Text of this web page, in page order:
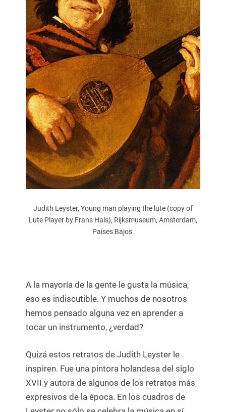
Judith Leyster, Young man playing the lute (copy of
Lute Player by Frans Hals), Rijksmuseum, Amsterdam,
Países Bajos.
A la mayoría de la gente le gusta la música,
eso es indiscutible. Y muchos de nosotros
hemos pensado alguna vez en aprender a
tocar un instrumento, ¿verdad?
Quizá estos retratos de Judith Leyster le
inspiren. Fue una pintora holandesa del siglo
XVII y autora de algunos de los retratos más
expresivos de la época. En los cuadros de